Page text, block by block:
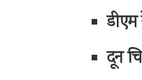
दून